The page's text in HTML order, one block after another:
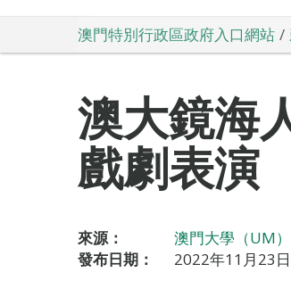
澳門特別行政區政府入口網站
澳大鏡海
戲劇表演
來源：
澳門大學（UM）
發布日期：
2022年11月23